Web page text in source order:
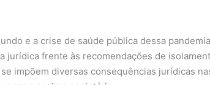
e a crise de saúde pública dessa
jurídica frente às recomendações de
impõem diversas consequências jurídicas